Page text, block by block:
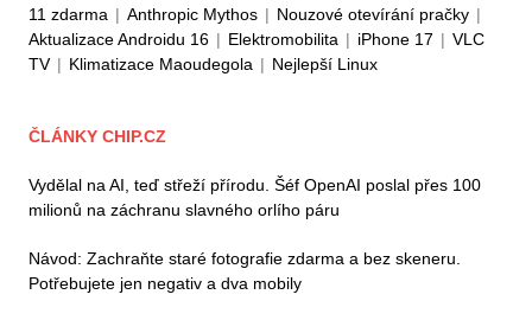
11 zdarma | Anthropic Mythos | Nouzové otevírání pračky |
Aktualizace Androidu 16 | Elektromobilita | iPhone 17 | VLC
TV | Klimatizace Maoudegola | Nejlepší Linux
ČLÁNKY CHIP.CZ
Vydělal na AI, teď střeží přírodu. Šéf OpenAI poslal přes 100
milionů na záchranu slavného orlího páru
Návod: Zachraňte staré fotografie zdarma a bez skeneru.
Potřebujete jen negativ a dva mobily